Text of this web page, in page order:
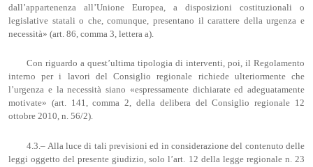
dall’appartenenza all’Unione Europea, a disposizioni costituzionali o
legislative statali o che, comunque, presentano il carattere della urgenza e
necessità» (art. 86, comma 3, lettera a).
Con riguardo a quest’ultima tipologia di interventi, poi, il Regolamento
interno per i lavori del Consiglio regionale richiede ulteriormente che
l’urgenza e la necessità siano «espressamente dichiarate ed adeguatamente
motivate» (art. 141, comma 2, della delibera del Consiglio regionale 12
ottobre 2010, n. 56/2).
4.3.– Alla luce di tali previsioni ed in considerazione del contenuto delle
leggi oggetto del presente giudizio, solo l’art. 12 della legge regionale n. 23